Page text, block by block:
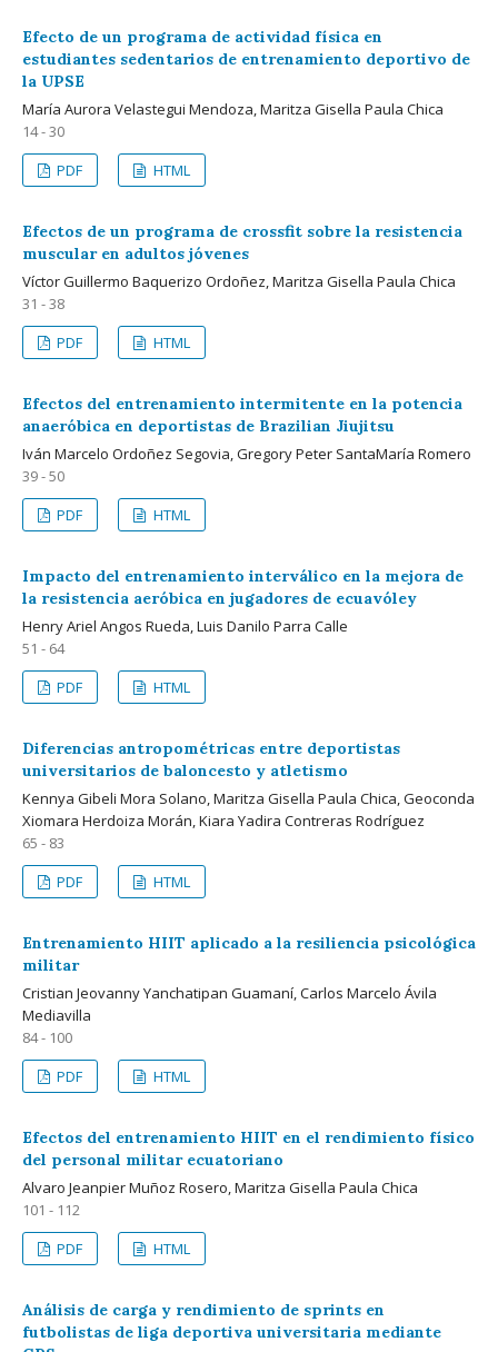
Efecto de un programa de actividad física en
estudiantes sedentarios de entrenamiento deportivo de
la UPSE
María Aurora Velastegui Mendoza, Maritza Gisella Paula Chica
14 - 30
PDF
HTML
Efectos de un programa de crossfit sobre la resistencia
muscular en adultos jóvenes
Víctor Guillermo Baquerizo Ordoñez, Maritza Gisella Paula Chica
31 - 38
PDF
HTML
Efectos del entrenamiento intermitente en la potencia
anaeróbica en deportistas de Brazilian Jiujitsu
Iván Marcelo Ordoñez Segovia, Gregory Peter SantaMaría Romero
39 - 50
PDF
HTML
Impacto del entrenamiento interválico en la mejora de
la resistencia aeróbica en jugadores de ecuavóley
Henry Ariel Angos Rueda, Luis Danilo Parra Calle
51 - 64
PDF
HTML
Diferencias antropométricas entre deportistas
universitarios de baloncesto y atletismo
Kennya Gibeli Mora Solano, Maritza Gisella Paula Chica, Geoconda
Xiomara Herdoiza Morán, Kiara Yadira Contreras Rodríguez
65 - 83
PDF
HTML
Entrenamiento HIIT aplicado a la resiliencia psicológica
militar
Cristian Jeovanny Yanchatipan Guamaní, Carlos Marcelo Ávila
Mediavilla
84 - 100
PDF
HTML
Efectos del entrenamiento HIIT en el rendimiento físico
del personal militar ecuatoriano
Alvaro Jeanpier Muñoz Rosero, Maritza Gisella Paula Chica
101 - 112
PDF
HTML
Análisis de carga y rendimiento de sprints en
futbolistas de liga deportiva universitaria mediante